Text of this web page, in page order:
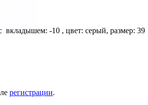
-10 , цвет: серый, размер: 39
регистрации.